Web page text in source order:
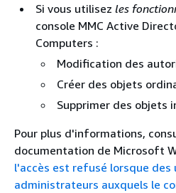
Si vous utilisez les
console MMC Active
Computers :
Modification des
Créer des objets
Supprimer des objets
Pour plus d'informations,
documentation de Microsoft
l'accès est refusé lorsque des
administrateurs auxquels le